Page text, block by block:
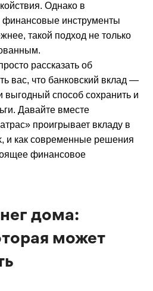
Однако в
инструменты
такой подход не только
рассказать об
вас, что банковский вклад —
выгодный способ сохранить и
Давайте вместе
проигрывает вкладу в
и как современные решения
финансовое
дома:
может